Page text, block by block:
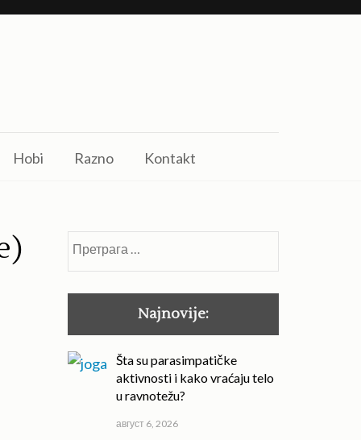
Hobi Razno Kontakt
за:
Najnovije:
Šta su parasimpatičke
aktivnosti i kako vraćaju telo
u ravnotežu?
август 6, 2026